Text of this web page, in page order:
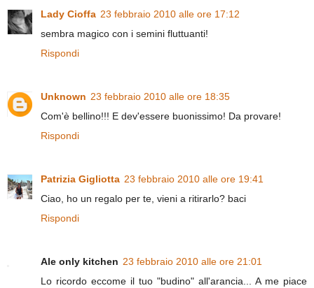
Lady Cioffa 23 febbraio 2010 alle ore 17:12
sembra magico con i semini fluttuanti!
Rispondi
Unknown 23 febbraio 2010 alle ore 18:35
Com'è bellino!!! E dev'essere buonissimo! Da provare!
Rispondi
Patrizia Gigliotta 23 febbraio 2010 alle ore 19:41
Ciao, ho un regalo per te, vieni a ritirarlo? baci
Rispondi
Ale only kitchen 23 febbraio 2010 alle ore 21:01
Lo ricordo eccome il tuo "budino" all'arancia... A me piace